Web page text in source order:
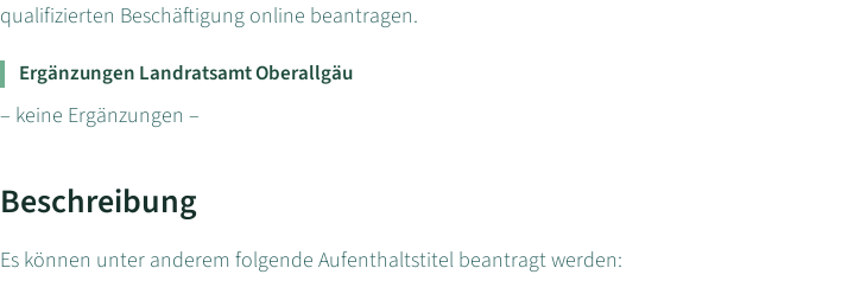
qualifizierten Beschäftigung online beantragen.
Ergänzungen Landratsamt Oberallgäu
– keine Ergänzungen –
Beschreibung
Es können unter anderem folgende Aufenthaltstitel beantragt werden: